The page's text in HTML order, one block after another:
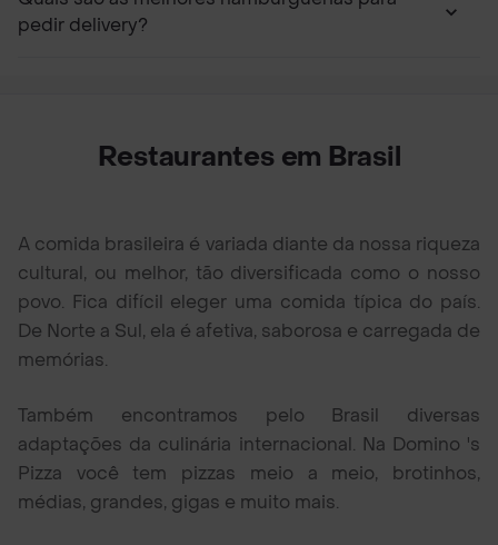
pedir delivery?
Restaurantes em Brasil
A comida brasileira é variada diante da nossa riqueza
cultural, ou melhor, tão diversificada como o nosso
povo. Fica difícil eleger uma comida típica do país.
De Norte a Sul, ela é afetiva, saborosa e carregada de
memórias.
Também encontramos pelo Brasil diversas
adaptações da culinária internacional. Na Domino 's
Pizza você tem pizzas meio a meio, brotinhos,
médias, grandes, gigas e muito mais.